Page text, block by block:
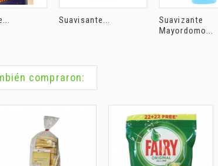
Suavisante...
Suavizante
Mayordomo...
compraron: